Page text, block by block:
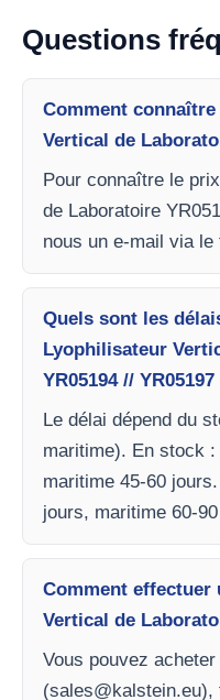
Questions
Comment
Vertical de
Pour connaître le
de Laboratoire
nous un e-mail via
Quels sont les
Lyophilisateur
YR05194 // YR05197
Le délai dépend du
maritime). En stock
maritime 45-60
jours, maritime 60-
Comment effectuer
Vertical de
Vous pouvez
(sales@kalstein.eu),